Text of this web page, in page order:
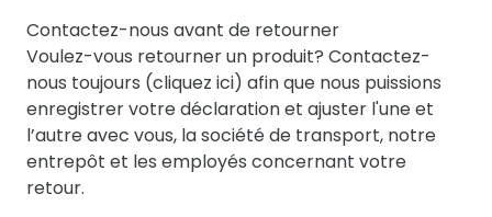
Contactez-nous avant de retourner
Voulez-vous retourner un produit? Contactez-
nous toujours (cliquez ici) afin que nous puissions
enregistrer votre déclaration et ajuster l'une et
l’autre avec vous, la société de transport, notre
entrepôt et les employés concernant votre
retour.